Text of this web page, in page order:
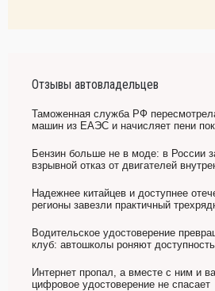
Отзывы автовладельцев
Таможенная служба РФ
машин из ЕАЭС и начисляет пени
Бензин больше не в моде: в России
взрывной отказ от двигателей
Надежнее китайцев и доступнее
регионы завезли практичный
Водительское удостоверение
клуб: автошколы роняют доступность
Интернет пропал, а вместе с ним и
цифровое удостоверение не спасает